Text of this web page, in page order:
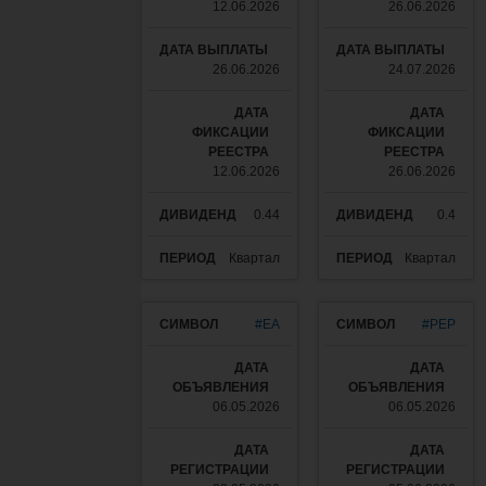
12.06.2026
26.06.2026
12.06.2026
0.44
Квартал
26.06.2026
24.07.2026
26.06.2026
0.4
Квартал
#EA
06.05.2026
#PEP
06.05.2026